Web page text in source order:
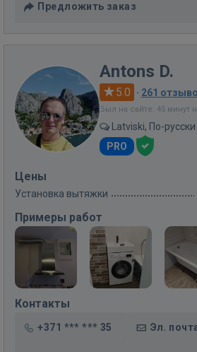
Предложить заказ
Antons D.
5.0 · 261
Был на сайте: 45 минут
Latviski, По-русски
PRO
Цены
Установка вытяжки
Примеры работ
Контакты
+371 *** *** 35 Эл.